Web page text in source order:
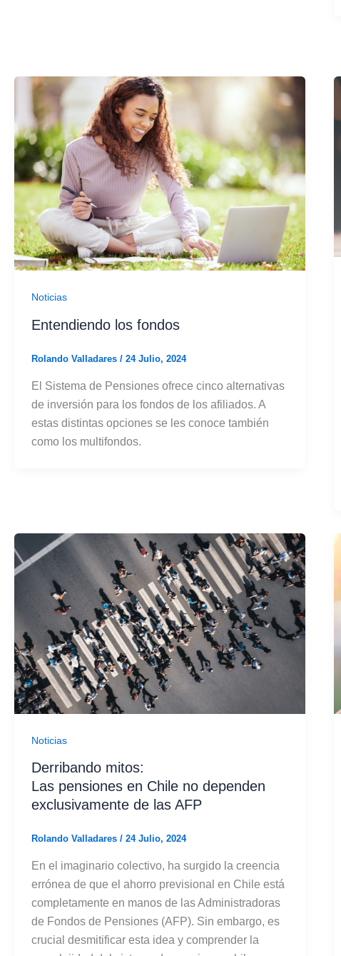
Noticias
Entendiendo los fondos
Rolando Valladares / 24 Julio, 2024
El Sistema de Pensiones ofrece cinco alternativas
de inversión para los fondos de los afiliados. A
estas distintas opciones se les conoce también
como los multifondos.
Noticias
Derribando mitos:
Las pensiones en Chile no dependen
exclusivamente de las AFP
Rolando Valladares / 24 Julio, 2024
En el imaginario colectivo, ha surgido la creencia
errónea de que el ahorro previsional en Chile está
completamente en manos de las Administradoras
de Fondos de Pensiones (AFP). Sin embargo, es
crucial desmitificar esta idea y comprender la